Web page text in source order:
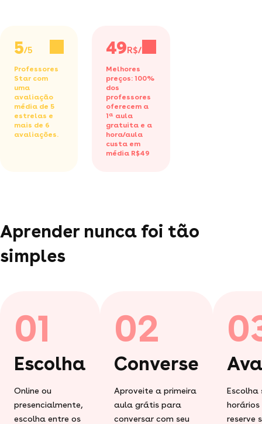
5/5
Professores
Star com
uma
avaliação
média de 5
estrelas e
mais de 6
avaliações.
49R$/h
Melhores
preços: 100%
dos
professores
oferecem a
1ª aula
gratuita e a
hora/aula
custa em
média R$49
Aprender nunca foi tão
simples
01
Escolha
Online ou
presencialmente,
escolha entre os
02
Converse
Aproveite a primeira
aula grátis para
conversar com seu
Escolha
horários
reserve